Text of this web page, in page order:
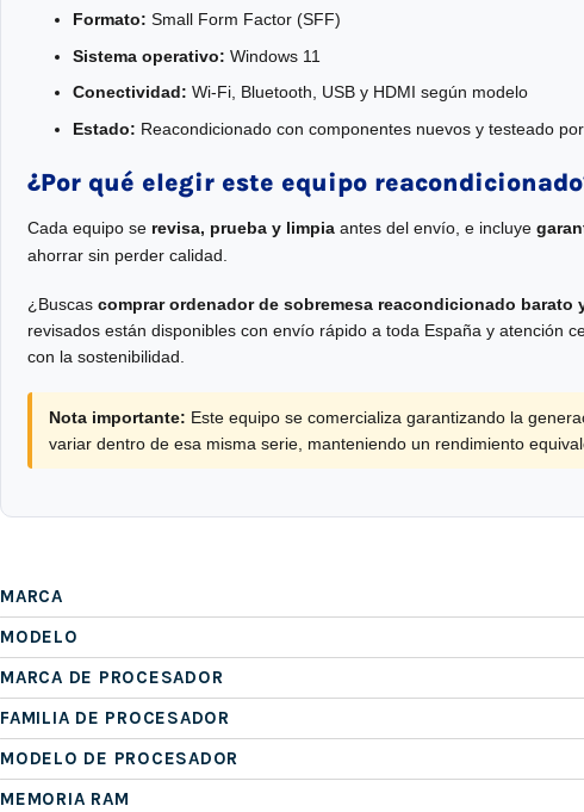
Formato: Small Form Factor (SFF)
Sistema operativo: Windows 11
Conectividad: Wi-Fi, Bluetooth, USB y HDMI según modelo
Estado: Reacondicionado con componentes nuevos y testeado
¿Por qué elegir este equipo
Cada equipo se revisa, prueba y limpia antes del envío, e incluye
ahorrar sin perder calidad.
¿Buscas comprar ordenador de sobremesa reacondicionado barato
revisados están disponibles con envío rápido a toda España y atención
con la sostenibilidad.
Nota importante: Este equipo se comercializa garantizando la
variar dentro de esa misma serie, manteniendo un rendimiento
MARCA
MODELO
MARCA DE PROCESADOR
FAMILIA DE PROCESADOR
MODELO DE PROCESADOR
MEMORIA RAM